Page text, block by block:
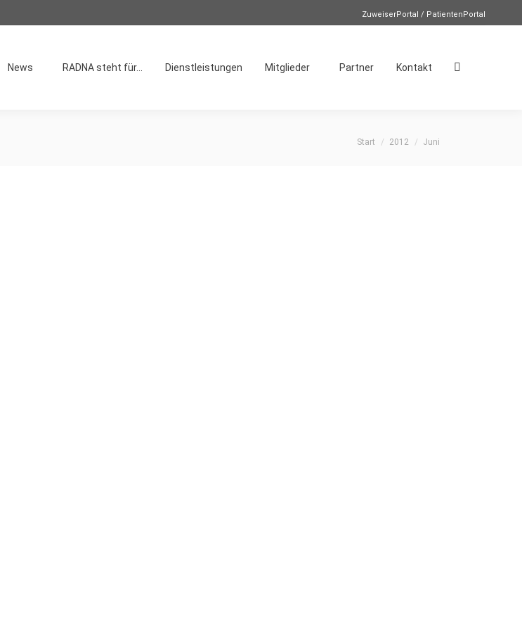
ZuweiserPortal / PatientenPortal
News RADNA steht für… Dienstleistungen Mitglieder Partner Kontakt Search:
Sie befinden sich hier:
Start 2012 Juni